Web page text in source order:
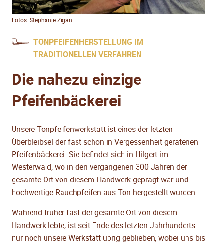
Fotos: Stephanie Zigan
TONPFEIFENHERSTELLUNG IM
TRADITIONELLEN VERFAHREN
Die nahezu einzige
Pfeifenbäckerei
Unsere Tonpfeifenwerkstatt ist eines der letzten
Überbleibsel der fast schon in Vergessenheit geratenen
Pfeifenbäckerei. Sie befindet sich in Hilgert im
Westerwald, wo in den vergangenen 300 Jahren der
gesamte Ort von diesem Handwerk geprägt war und
hochwertige Rauchpfeifen aus Ton hergestellt wurden.
Während früher fast der gesamte Ort von diesem
Handwerk lebte, ist seit Ende des letzten Jahrhunderts
nur noch unsere Werkstatt übrig geblieben, wobei uns bis